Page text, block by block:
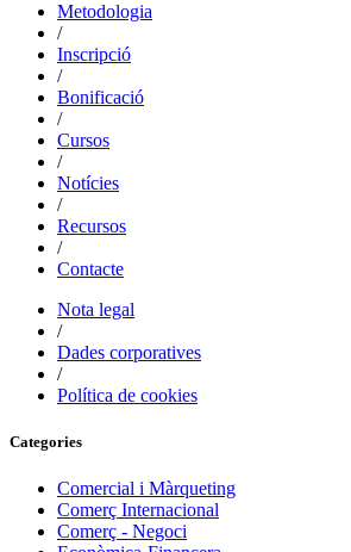
Metodologia
/
Inscripció
/
Bonificació
/
Cursos
/
Notícies
/
Recursos
/
Contacte
Nota legal
/
Dades corporatives
/
Política de cookies
Categories
Comercial i Màrqueting
Comerç Internacional
Comerç - Negoci